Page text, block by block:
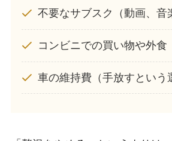
不要なサブスク（動画、音
コンビニでの買い物や外食
車の維持費（手放すという